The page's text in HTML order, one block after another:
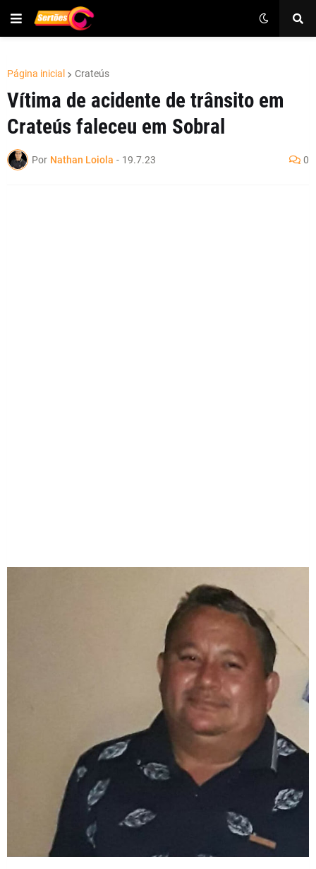
Página inicial Crateús
Vítima de acidente de trânsito em
Crateús faleceu em Sobral
Por Nathan Loiola - 19.7.23 0